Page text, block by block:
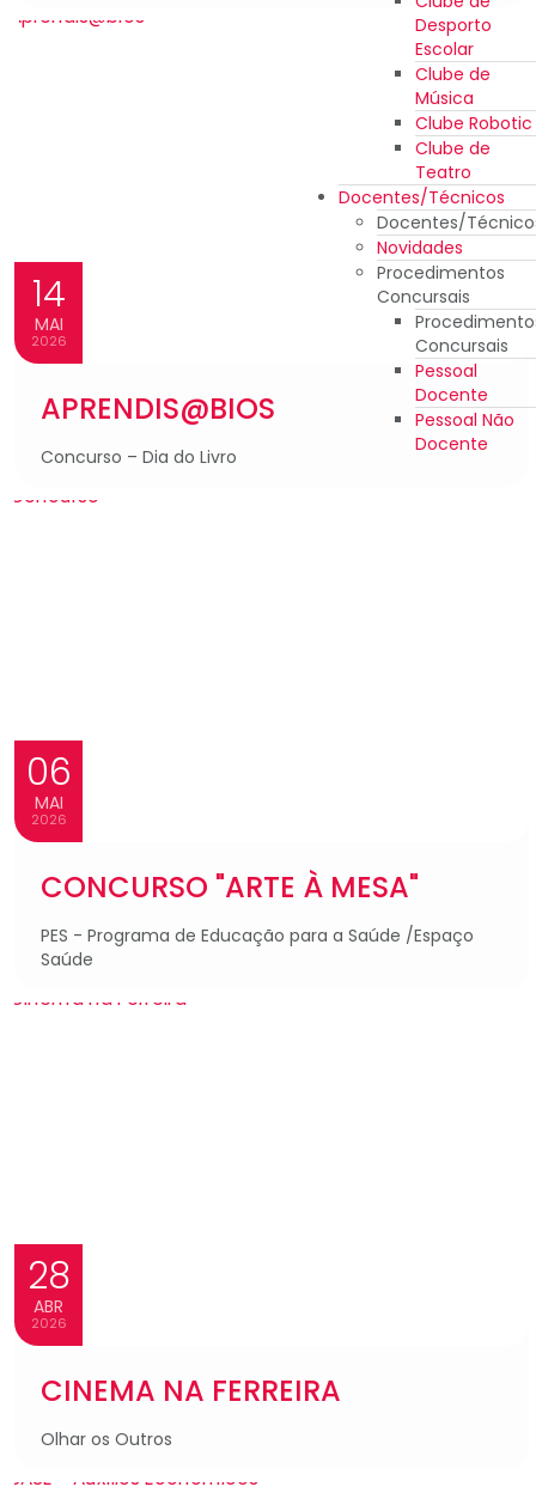
Desporto
Escolar
Clube de
Música
Clube Robotic
Clube de
Teatro
Docentes/Técnicos
Docentes/
Novidades
Procedimentos
Concursais
Concursais
Pessoal
Docente
Pessoal Não
Docente
14
MAI
2026
APRENDIS@BIOS
Concurso – Dia do Livro
06
MAI
2026
CONCURSO "ARTE À MESA"
PES - Programa de Educação para a Saúde /Espaço
Saúde
28
ABR
2026
CINEMA NA FERREIRA
Olhar os Outros